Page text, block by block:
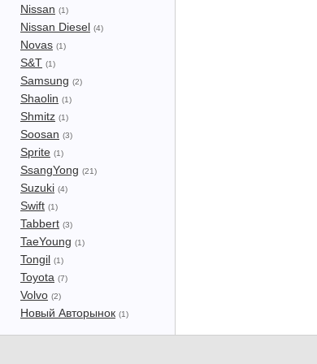
Nissan (1)
Nissan Diesel (4)
Novas (1)
S&T (1)
Samsung (2)
Shaolin (1)
Shmitz (1)
Soosan (3)
Sprite (1)
SsangYong (21)
Suzuki (4)
Swift (1)
Tabbert (3)
TaeYoung (1)
Tongil (1)
Toyota (7)
Volvo (2)
Новый Авторынок (1)